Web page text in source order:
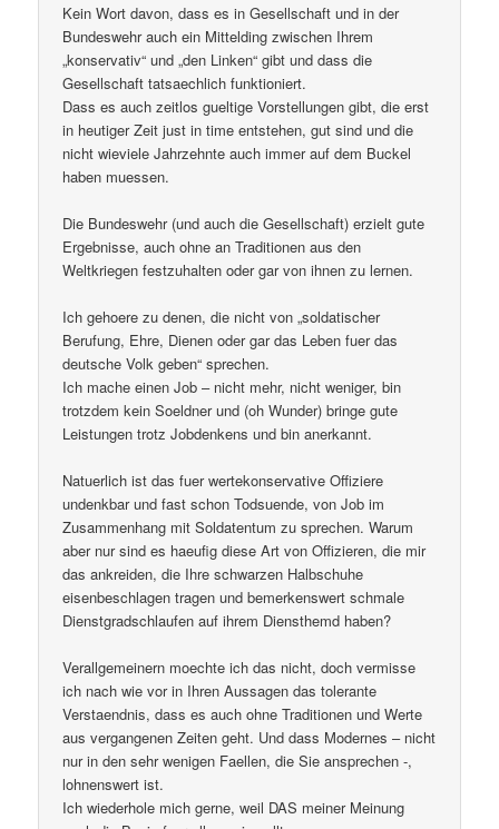
Kein Wort davon, dass es in Gesellschaft und in der
Bundeswehr auch ein Mittelding zwischen Ihrem
„konservativ“ und „den Linken“ gibt und dass die
Gesellschaft tatsaechlich funktioniert.
Dass es auch zeitlos gueltige Vorstellungen gibt, die erst
in heutiger Zeit just in time entstehen, gut sind und die
nicht wieviele Jahrzehnte auch immer auf dem Buckel
haben muessen.
Die Bundeswehr (und auch die Gesellschaft) erzielt gute
Ergebnisse, auch ohne an Traditionen aus den
Weltkriegen festzuhalten oder gar von ihnen zu lernen.
Ich gehoere zu denen, die nicht von „soldatischer
Berufung, Ehre, Dienen oder gar das Leben fuer das
deutsche Volk geben“ sprechen.
Ich mache einen Job – nicht mehr, nicht weniger, bin
trotzdem kein Soeldner und (oh Wunder) bringe gute
Leistungen trotz Jobdenkens und bin anerkannt.
Natuerlich ist das fuer wertekonservative Offiziere
undenkbar und fast schon Todsuende, von Job im
Zusammenhang mit Soldatentum zu sprechen. Warum
aber nur sind es haeufig diese Art von Offizieren, die mir
das ankreiden, die Ihre schwarzen Halbschuhe
eisenbeschlagen tragen und bemerkenswert schmale
Dienstgradschlaufen auf ihrem Diensthemd haben?
Verallgemeinern moechte ich das nicht, doch vermisse
ich nach wie vor in Ihren Aussagen das tolerante
Verstaendnis, dass es auch ohne Traditionen und Werte
aus vergangenen Zeiten geht. Und dass Modernes – nicht
nur in den sehr wenigen Faellen, die Sie ansprechen -,
lohnenswert ist.
Ich wiederhole mich gerne, weil DAS meiner Meinung